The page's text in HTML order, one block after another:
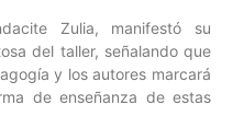
Zulia, manifestó su
del taller, señalando que
y los autores marcará
de enseñanza de estas